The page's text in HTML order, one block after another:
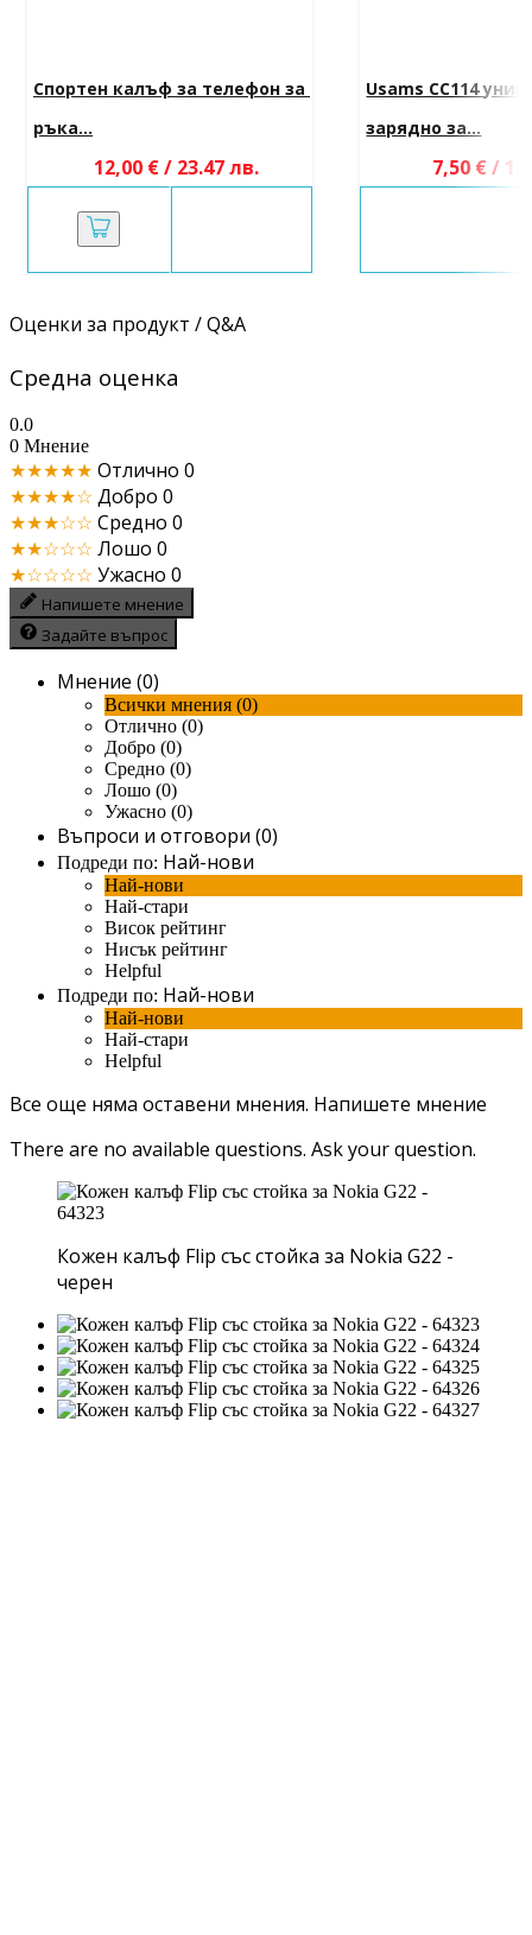
Спортен калъф за телефон за
ръка...
12,00 € / 23.47 лв.
Usams CC114
зарядно за...
7,50 € /
Оценки за продукт / Q&A
Средна оценка
0.0
0 Мнение
★★★★★ Отлично 0
★★★★☆ Добро 0
★★★☆☆ Средно 0
★★☆☆☆ Лошо 0
★☆☆☆☆ Ужасно 0
Напишете мнение
Задайте въпрос
Мнение (0)
Всички мнения (0)
Отлично (0)
Добро (0)
Средно (0)
Лошо (0)
Ужасно (0)
Въпроси и отговори (0)
Подреди по: Най-нови
Най-нови
Най-стари
Висок рейтинг
Нисък рейтинг
Helpful
Подреди по: Най-нови
Най-нови
Най-стари
Helpful
Все още няма оставени мнения. Напишете мнение
There are no available questions. Ask your question.
Кожен калъф Flip със стойка за Nokia G22 -
черен